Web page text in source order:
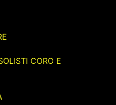
CORO E